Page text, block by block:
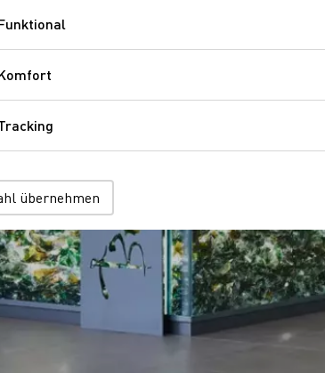
Funktional
übernehmen